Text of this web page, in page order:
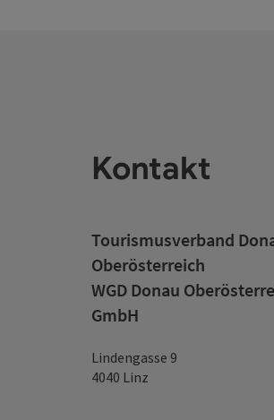
Kontakt
Tourismusverband
Oberösterreich
WGD Donau
GmbH
Lindengasse 9
4040 Linz